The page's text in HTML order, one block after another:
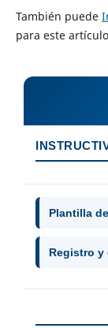
También puede
para este
Plantilla
Registro